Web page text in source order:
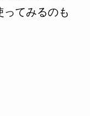
ってみるのも